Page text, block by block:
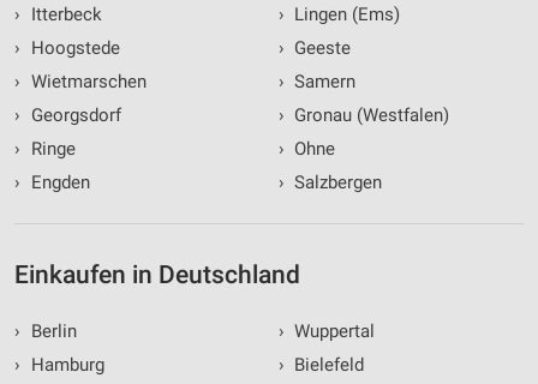
›
Itterbeck
›
Hoogstede
› Wietmarschen
›
Georgsdorf
›
Ringe
›
Engden
› Lingen (Ems)
› Geeste
› Samern
› Gronau (Westfalen)
› Ohne
› Salzbergen
Einkaufen in Deutschland
›
Berlin
›
Hamburg
› Wuppertal
› Bielefeld